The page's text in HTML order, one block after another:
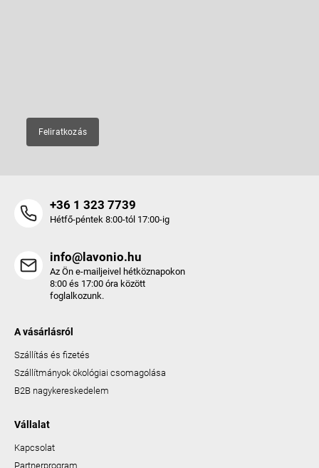
Feliratkozás
+36 1 323 7739
Hétfő-péntek 8:00-tól 17:00-ig
info@lavonio.hu
Az Ön e-mailjeivel hétköznapokon
8:00 és 17:00 óra között
foglalkozunk.
A vásárlásról
Szállítás és fizetés
Szállítmányok ökológiai csomagolása
B2B nagykereskedelem
Vállalat
Kapcsolat
Partnerprogram